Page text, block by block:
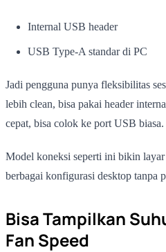
Internal USB header
USB Type-A standar di PC
Jadi pengguna punya fleksibilitas
lebih clean, bisa pakai header
cepat, bisa colok ke port USB biasa.
Model koneksi seperti ini bikin
berbagai konfigurasi desktop tanpa
Bisa Tampilkan
Fan Speed